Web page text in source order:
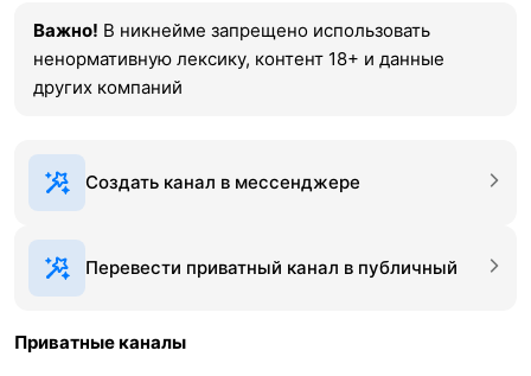
Важно! В никнейме запрещено использовать
ненормативную лексику, контент 18+ и данные
других компаний
Создать канал в мессенджере
Перевести приватный канал в публичный
Приватные каналы